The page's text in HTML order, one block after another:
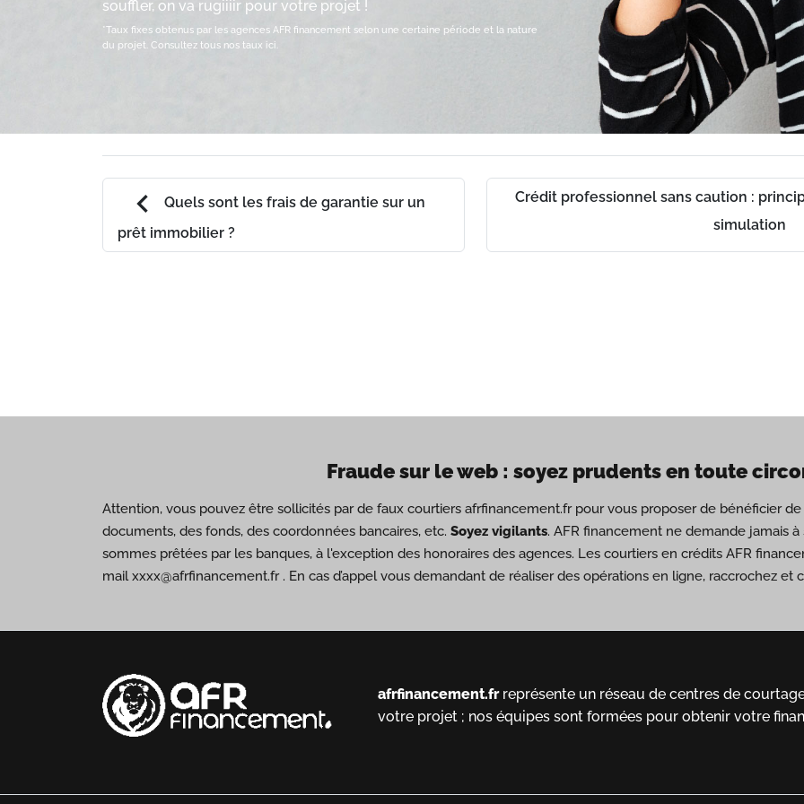
souffler, on va rugiiiir pour votre projet !
*Taux fixes obtenus par les agences AFR financement selon une certaine période et la nature
du projet. Consultez tous nos taux ici.
chevron_left
Quels sont les frais de garantie sur un
prêt immobilier ?
Crédit professionnel sans caution :
simulation
Fraude sur le web : soyez prudents en toute
Attention, vous pouvez être sollicités par de faux courtiers afrfinancement.fr pour vous proposer de bénéficier
documents, des fonds, des coordonnées bancaires, etc. Soyez vigilants. AFR financement ne demande jamais
sommes prêtées par les banques, à l'exception des honoraires des agences. Les courtiers en crédits AFR
mail xxxx@afrfinancement.fr . En cas d’appel vous demandant de réaliser des opérations en ligne, raccrochez et
afrfinancement.frreprésente un réseau de centres de
votre projet ; nos équipes sont formées pour obtenir votre